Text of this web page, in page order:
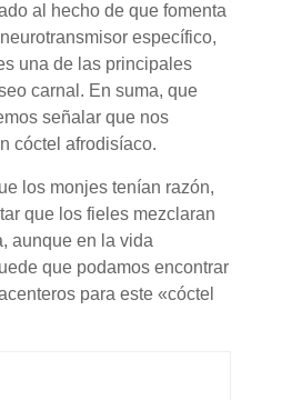
al hecho de que fomenta
específico,
una de las principales
carnal. En suma, que
señalar que nos
cóctel afrodisíaco.
los monjes tenían razón,
que los fieles mezclaran
aunque en la vida
que podamos encontrar
para este «cóctel